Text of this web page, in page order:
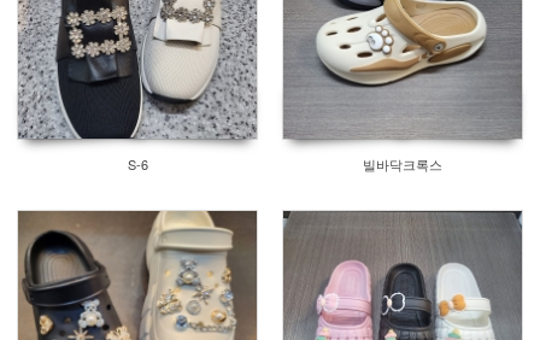
S-6 빌바닥크록스